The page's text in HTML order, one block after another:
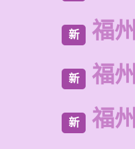
新 福
新 福
新 福